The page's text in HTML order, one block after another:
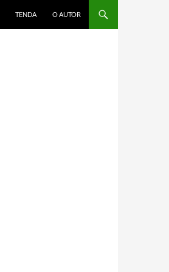
TENDA O AUTOR